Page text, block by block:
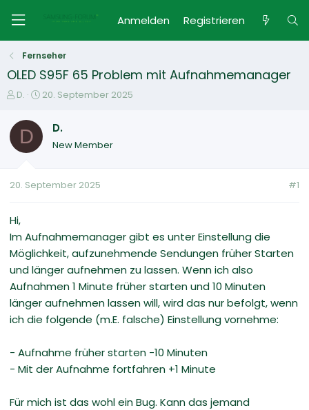
Anmelden Registrieren
Fernseher
OLED S95F 65 Problem mit Aufnahmemanager
E
s
e
e
D.
E
t
t
20. September 2025
D D.
New Member
20. September 2025 #1
Hi,
Im Aufnahmemanager gibt es unter Einstellung die
Möglichkeit, aufzunehmende Sendungen früher Starten
und länger aufnehmen zu lassen. Wenn ich also
Aufnahmen 1 Minute früher starten und 10 Minuten
länger aufnehmen lassen will, wird das nur befolgt, wenn
ich die folgende (m.E. falsche) Einstellung vornehme:
- Aufnahme früher starten -10 Minuten
- Mit der Aufnahme fortfahren +1 Minute
Für mich ist das wohl ein Bug. Kann das jemand